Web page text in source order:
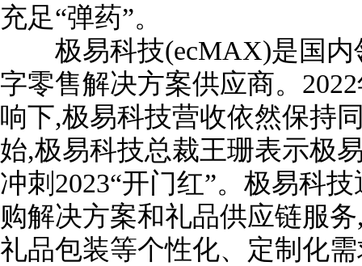
充足“弹药”。
极易科技(ecMAX)是国内
字零售解决方案供应商。
响下,极易科技营收依然保持
始,极易科技总裁王珊表示极
冲刺2023“开门红”。极易科
购解决方案和礼品供应链服
礼品包装等个性化、定制化